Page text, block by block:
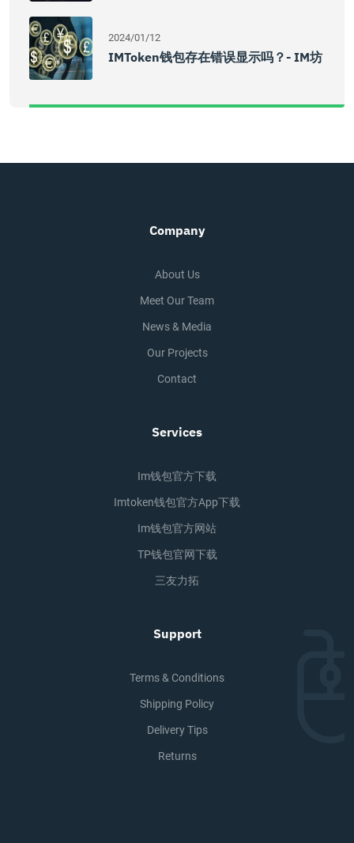
2024/01/12
IMToken钱包存在错误显示吗？- IM坊
Company
About Us
Meet Our Team
News & Media
Our Projects
Contact
Services
Im钱包官方下载
Imtoken钱包官方app下载
Im钱包官方网站
TP钱包官网下载
三友力拓
Support
Terms & Conditions
Shipping Policy
Delivery Tips
Returns